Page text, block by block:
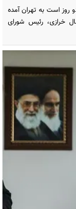
روز است به تهران آمده
خرازی، رئیس شورای